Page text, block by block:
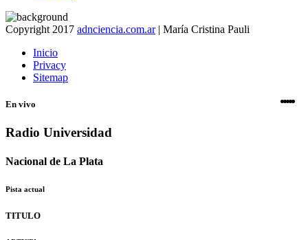
Copyright 2017 adnciencia.com.ar| María Cristina Pauli
Inicio
Privacy
Sitemap
En vivo
Radio Universidad
Nacional de La Plata
Pista actual
TITULO